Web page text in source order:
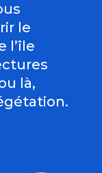
le
l’île
là,